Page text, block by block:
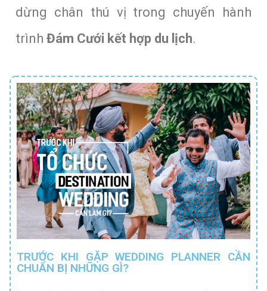
dừng chân thú vị trong chuyến hành
trình Đám Cưới kết hợp du lịch.
TRƯỚC KHI GẶP WEDDING PLANNER CẦN
CHUẨN BỊ NHỮNG GÌ?